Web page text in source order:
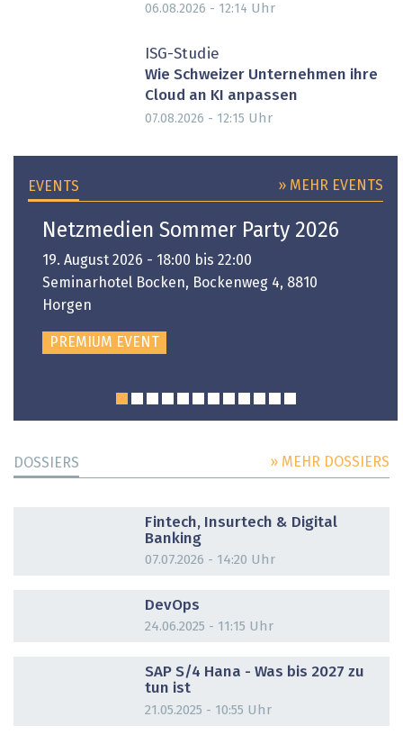
06.08.2026 - 12:14 Uhr
ISG-Studie
Wie Schweizer Unternehmen ihre
Cloud an KI anpassen
07.08.2026 - 12:15 Uhr
EVENTS » MEHR EVENTS
Netzmedien Sommer Party 2026
19. August 2026 - 18:00 bis 22:00
Seminarhotel Bocken, Bockenweg 4, 8810
Horgen
PREMIUM EVENT
DOSSIERS » MEHR DOSSIERS
Fintech, Insurtech & Digital
Banking
07.07.2026 - 14:20 Uhr
DevOps
24.06.2025 - 11:15 Uhr
SAP S/4 Hana - Was bis 2027 zu
tun ist
21.05.2025 - 10:55 Uhr